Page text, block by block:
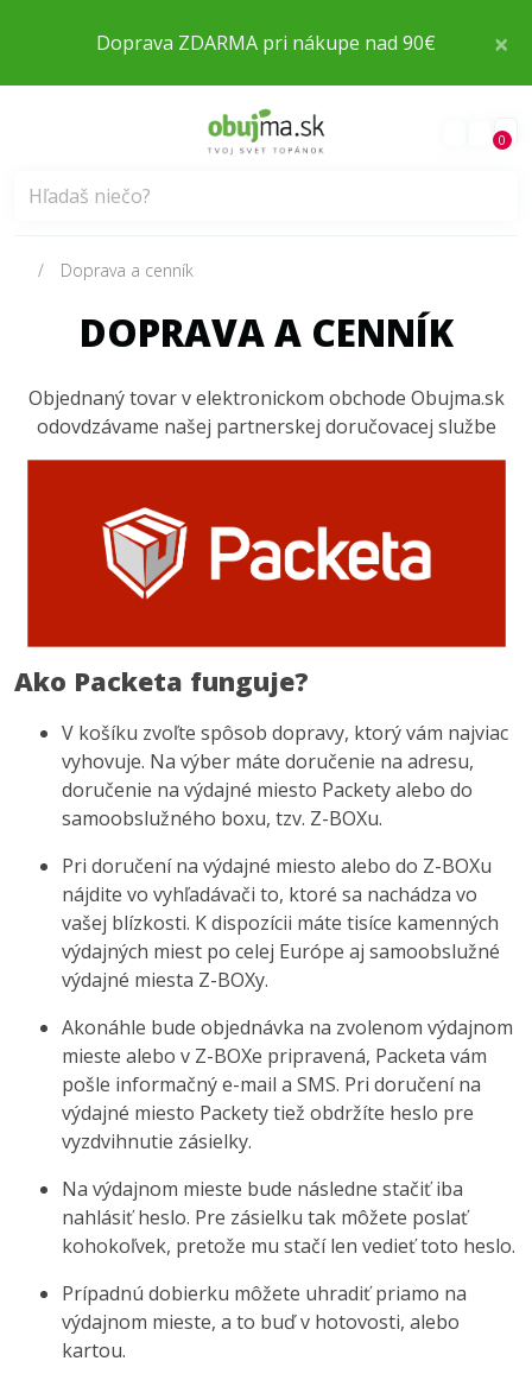
×
Doprava ZDARMA pri nákupe nad 90€
0
Doprava a cenník
DOPRAVA A CENNÍK
Objednaný tovar v elektronickom obchode Obujma.sk
odovdzávame našej partnerskej doručovacej službe
Ako Packeta funguje?
V košíku zvoľte spôsob dopravy, ktorý vám najviac
vyhovuje. Na výber máte doručenie na adresu,
doručenie na výdajné miesto Packety alebo do
samoobslužného boxu, tzv. Z-BOXu.
Pri doručení na výdajné miesto alebo do Z-BOXu
nájdite vo vyhľadávači to, ktoré sa nachádza vo
vašej blízkosti. K dispozícii máte tisíce kamenných
výdajných miest po celej Európe aj samoobslužné
výdajné miesta Z-BOXy.
Akonáhle bude objednávka na zvolenom výdajnom
mieste alebo v Z-BOXe pripravená, Packeta vám
pošle informačný e-mail a SMS. Pri doručení na
výdajné miesto Packety tiež obdržíte heslo pre
vyzdvihnutie zásielky.
Na výdajnom mieste bude následne stačiť iba
nahlásiť heslo. Pre zásielku tak môžete poslať
kohokoľvek, pretože mu stačí len vedieť toto heslo.
Prípadnú dobierku môžete uhradiť priamo na
výdajnom mieste, a to buď v hotovosti, alebo
kartou.